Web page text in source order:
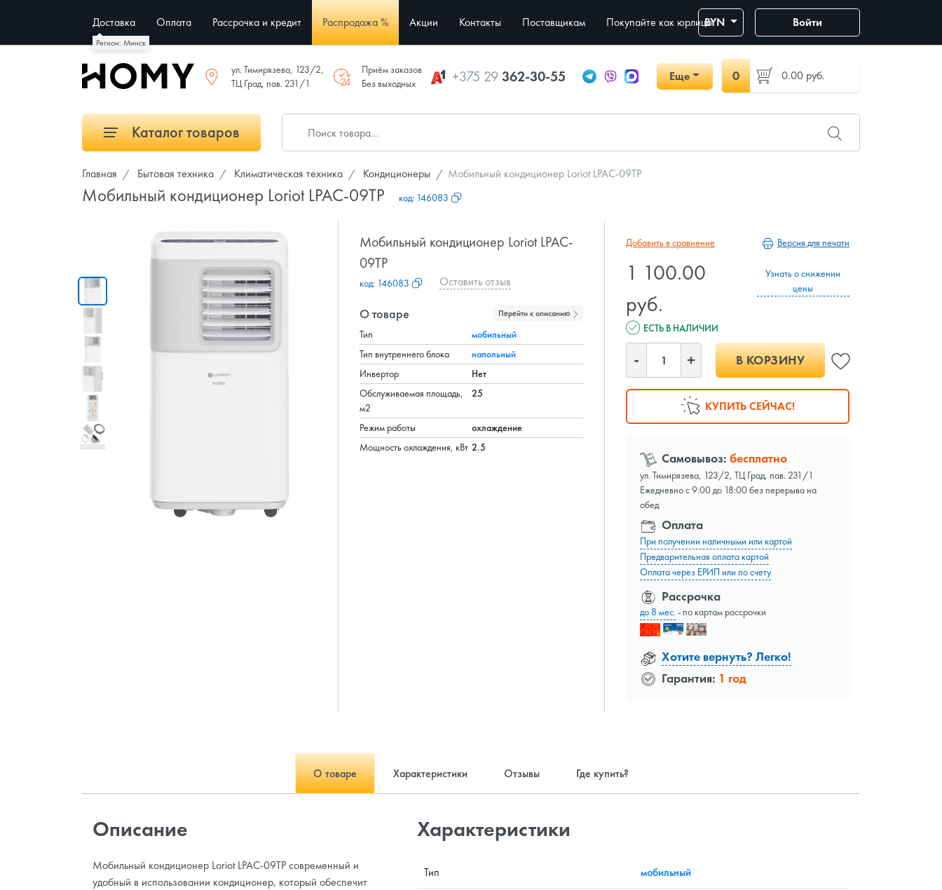
Регион: Минск
Доставка Оплата Рассрочка и кредит Распродажа % Акции Контакты Поставщикам Покупайте как юрлицоBYN Войти
ул. Тимирязева, 123/2,
ТЦ Град, пав. 231/1
Приём заказов
Без выходных
+375 29362-30-55 Еще 0 0.00 руб.
Каталог товаров
Главная Бытовая техника Климатическая техника Кондиционеры Мобильный кондиционер Loriot LPAC-09TP
Мобильный кондиционер Loriot LPAC-09TP код: 146083
Мобильный кондиционер Loriot LPAC-
09TP
код: 146083 Оставить отзыв
О товаре Перейти к описанию
Тип
мобильный
Тип внутреннего блока
напольный
Инвертор
Нет
Обслуживаемая площадь,
м2
25
Режим работы
охлаждение
Мощность охлаждения, кВт 2.5
Добавить в сравнение Версия для печати
1 100.00
руб.
Узнать о снижении
цены
ЕСТЬ В НАЛИЧИИ
В КОРЗИНУ
КУПИТЬ СЕЙЧАС!
Самовывоз: бесплатно
ул. Тимирязева, 123/2, ТЦ Град, пав. 231/1
Ежедневно с 9:00 до 18:00 без перерыва на
обед
Оплата
При получении наличными или картой
Предварительная оплата картой
Оплата через ЕРИП или по счету
Рассрочка
до 8 мес.- по картам рассрочки
Хотите вернуть? Легко!
Гарантия: 1 год
О товаре Характеристики Отзывы Где купить?
Описание
Мобильный кондиционер Loriot LPAC-09TP современный и
удобный в использовании кондиционер, который обеспечит
Характеристики
Тип мобильный